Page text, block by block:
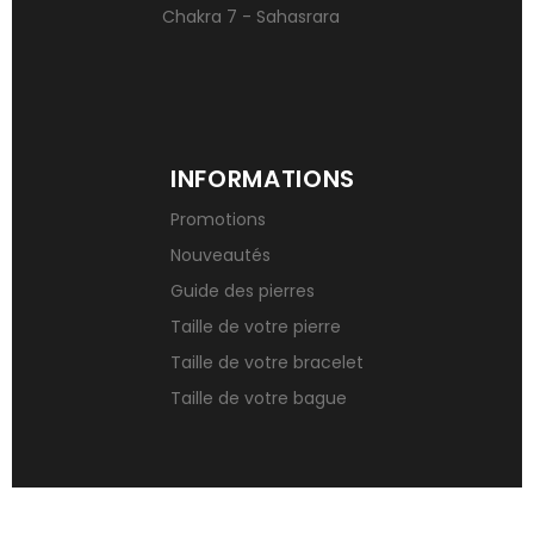
Chakra 7 - Sahasrara
INFORMATIONS
Promotions
Nouveautés
Guide des pierres
Taille de votre pierre
Taille de votre bracelet
Taille de votre bague